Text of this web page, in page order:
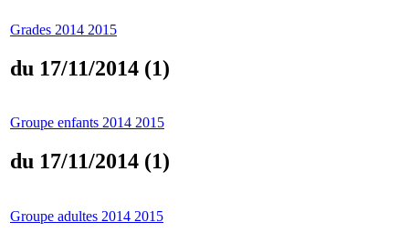
Grades 2014 2015
du 17/11/2014 (1)
Groupe enfants 2014 2015
du 17/11/2014 (1)
Groupe adultes 2014 2015